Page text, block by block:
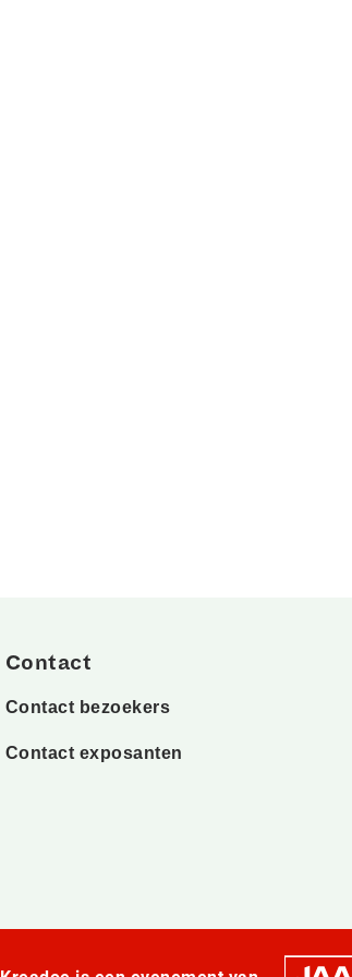
Contact
Contact bezoekers
Contact exposanten